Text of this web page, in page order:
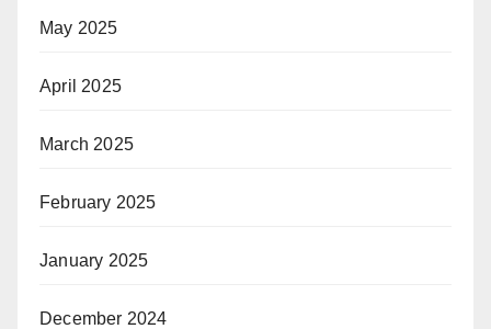
May 2025
April 2025
March 2025
February 2025
January 2025
December 2024